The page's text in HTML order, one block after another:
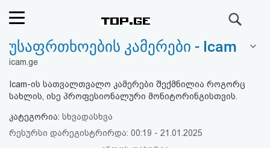
რეიტინგი
კითხვა-
უსაფრთხოების კამერები - Icam
icam.ge
Icam-ის სათვალთვალო კამერები შექმნილია როგორც
სახლის, ისე პროფესიონალური მონიტორინგისთვის.
კატეგორია: სხვადასხვა
რესურსი დარეგისტრირდა: 00:19 - 21.01.2025